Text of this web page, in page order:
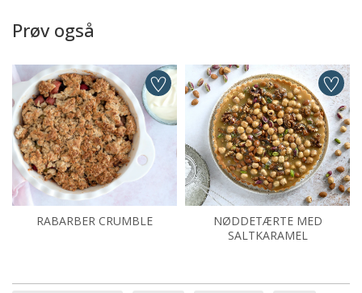
Prøv også
RABARBER CRUMBLE
NØDDETÆRTE MED
SALTKARAMEL